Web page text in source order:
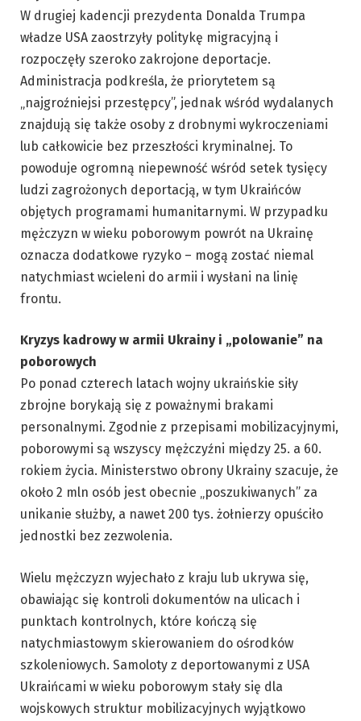
W drugiej kadencji prezydenta Donalda Trumpa
władze USA zaostrzyły politykę migracyjną i
rozpoczęły szeroko zakrojone deportacje.
Administracja podkreśla, że priorytetem są
„najgroźniejsi przestępcy”, jednak wśród wydalanych
znajdują się także osoby z drobnymi wykroczeniami
lub całkowicie bez przeszłości kryminalnej. To
powoduje ogromną niepewność wśród setek tysięcy
ludzi zagrożonych deportacją, w tym Ukraińców
objętych programami humanitarnymi. W przypadku
mężczyzn w wieku poborowym powrót na Ukrainę
oznacza dodatkowe ryzyko – mogą zostać niemal
natychmiast wcieleni do armii i wysłani na linię
frontu.
Kryzys kadrowy w armii Ukrainy i „polowanie” na
poborowych
Po ponad czterech latach wojny ukraińskie siły
zbrojne borykają się z poważnymi brakami
personalnymi. Zgodnie z przepisami mobilizacyjnymi,
poborowymi są wszyscy mężczyźni między 25. a 60.
rokiem życia. Ministerstwo obrony Ukrainy szacuje, że
około 2 mln osób jest obecnie „poszukiwanych” za
unikanie służby, a nawet 200 tys. żołnierzy opuściło
jednostki bez zezwolenia.
Wielu mężczyzn wyjechało z kraju lub ukrywa się,
obawiając się kontroli dokumentów na ulicach i
punktach kontrolnych, które kończą się
natychmiastowym skierowaniem do ośrodków
szkoleniowych. Samoloty z deportowanymi z USA
Ukraińcami w wieku poborowym stały się dla
wojskowych struktur mobilizacyjnych wyjątkowo